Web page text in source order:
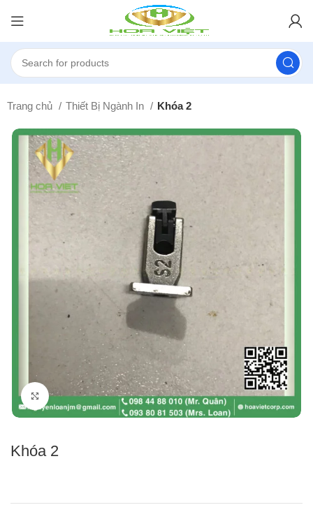
Trang chủ Thiết Bị Ngành In Khóa 2
Click to enlarge
Khóa 2